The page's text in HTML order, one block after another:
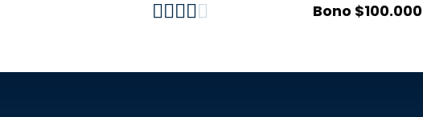
 Bono $100.000